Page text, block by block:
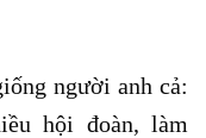
người anh cả:
hội đoàn, làm